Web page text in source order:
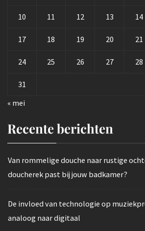
10 11 12 13 14
17 18 19 20 21
24 25 26 27 28
31
« mei
Recente berichten
Van rommelige douche naar rustige
doucherek past bij jouw badkamer?
De invloed van technologie op
analoog naar digitaal